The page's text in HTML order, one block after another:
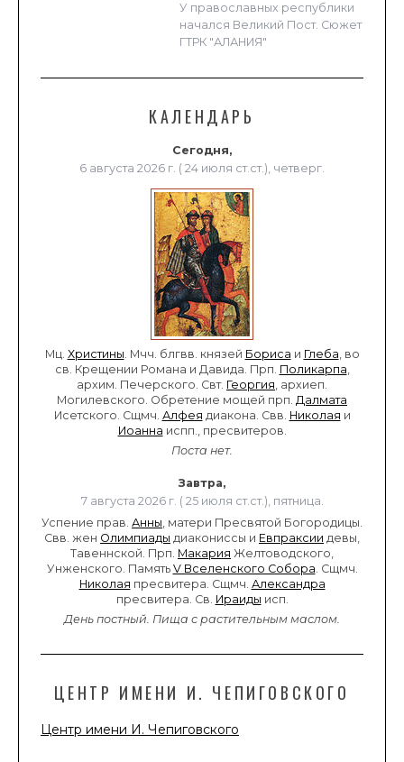
У православных республики
начался Великий Пост. Сюжет
ГТРК "АЛАНИЯ"
КАЛЕНДАРЬ
Сегодня,
6 августа 2026 г. ( 24 июля ст.ст.), четверг.
Мц. Христины. Мчч. блгвв. князей Бориса и Глеба, во
св. Крещении Романа и Давида. Прп. Поликарпа,
архим. Печерского. Свт. Георгия, архиеп.
Могилевского. Обретение мощей прп. Далмата
Исетского. Сщмч. Алфея диакона. Свв. Николая и
Иоанна испп., пресвитеров.
Поста нет.
Завтра,
7 августа 2026 г. ( 25 июля ст.ст.), пятница.
Успение прав. Анны, матери Пресвятой Богородицы.
Свв. жен Олимпиады диакониссы и Евпраксии девы,
Тавеннской. Прп. Макария Желтоводского,
Унженского. Память V Вселенского Собора. Сщмч.
Николая пресвитера. Сщмч. Александра
пресвитера. Св. Ираиды исп.
День постный. Пища с растительным маслом.
ЦЕНТР ИМЕНИ И. ЧЕПИГОВСКОГО
Центр имени И. Чепиговского